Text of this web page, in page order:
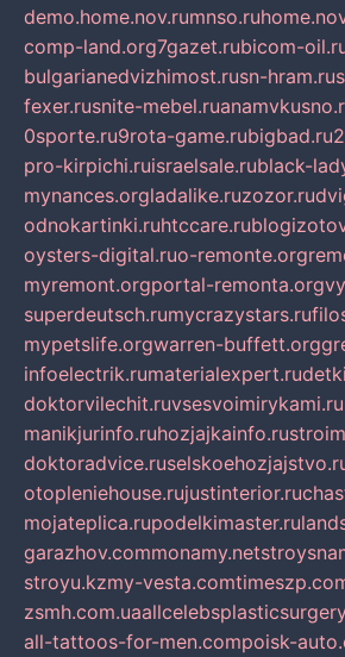
demo.home.nov.rumnso.ru
comp-land.org7gazet.rubicom-
bulgarianedvizhimost.rusn-hram.ru
fexer.rusnite-mebel.ru
0sporte.ru9rota-game.rubigbad.ru
pro-kirpichi.ruisraelsale.rublack-
mynances.orgladalike.ruzozor.ru
odnokartinki.ruhtccare.ru
oysters-digital.ruo-remonte.org
myremont.orgportal-remonta.org
superdeutsch.rumycrazystars.ru
mypetslife.orgwarren-buffett.org
infoelectrik.rumaterialexpert.ru
doktorvilechit.ruvsesvoimirykami.ru
manikjurinfo.ruhozjajkainfo.ru
doktoradvice.ru
otopleniehouse.rujustinterior.ru
mojateplica.rupodelkimaster.ru
garazhov.commonamy.net
stroyu.kzmy-vesta.com
zsmh.com.ua
all-tattoos-for-men.compoisk-